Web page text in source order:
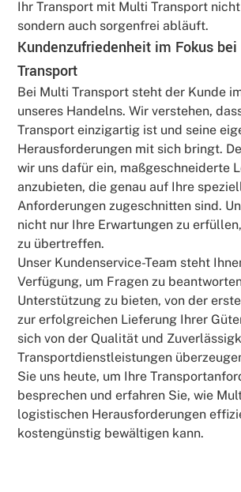
Ihr Transport mit Multi Transport
sondern auch sorgenfrei abläuft.
Kundenzufriedenheit im Fokus
Transport
Bei Multi Transport steht der Kunde
unseres Handelns. Wir verstehen,
Transport einzigartig ist und seine
Herausforderungen mit sich bringt.
wir uns dafür ein, maßgeschneiderte
anzubieten, die genau auf Ihre
Anforderungen zugeschnitten sind.
nicht nur Ihre Erwartungen zu
zu übertreffen.
Unser Kundenservice-Team steht
Verfügung, um Fragen zu
Unterstützung zu bieten, von der
zur erfolgreichen Lieferung Ihrer
sich von der Qualität und
Transportdienstleistungen
Sie uns heute, um Ihre
besprechen und erfahren Sie, wie
logistischen Herausforderungen
kostengünstig bewältigen kann.